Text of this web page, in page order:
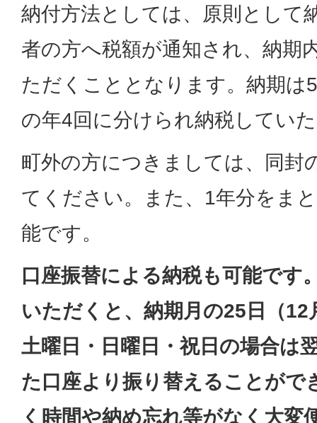
納付方法としては、原則として
者の方へ税額が通知され、納期
ただくこととなります。納期は
の年4回に分けられ納税してい
町外の方につきましては、同封
てください。また、1年分をま
能です。
口座振替による納税も可能です
いただくと、納期月の25日（12
土曜日・日曜日・祝日の場合は
た口座より振り替えることがで
く時間や納め忘れ等がなく大変